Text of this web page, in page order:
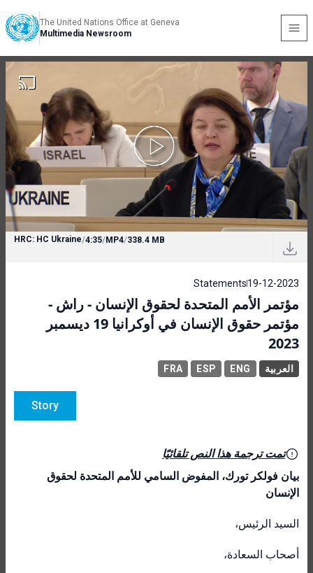
The United Nations Office at Geneva
Multimedia Newsroom
HRC: HC Ukraine/4:35/MP4/338.4 MB
19-12-2023
Statements
مؤتمر الأمم المتحدة لحقوق الإنسان - راش -
مؤتمر حقوق الإنسان في أوكرانيا 19 ديسمبر
2023
العربية ENG
ESP
FRA
Story
تمت ترجمة هذا النص تلقائيًا
بيان فولكر تورك، المفوض السامي للأمم المتحدة لحقوق
الإنسان
السيد الرئيس،
أصحاب السعادة،